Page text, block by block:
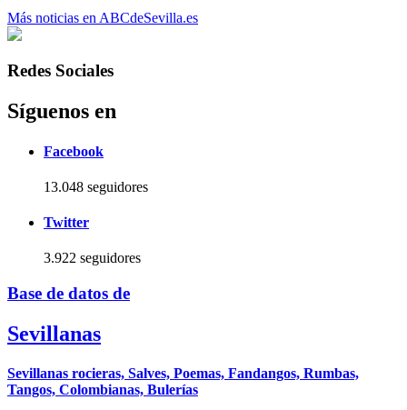
Más noticias en ABCdeSevilla.es
Redes Sociales
Síguenos en
Facebook
13.048 seguidores
Twitter
3.922 seguidores
Base de datos de
Sevillanas
Sevillanas rocieras, Salves, Poemas, Fandangos, Rumbas,
Tangos, Colombianas, Bulerías